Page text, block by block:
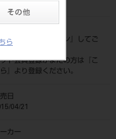
ら
の確認は『
ログイン
』してご
ト会員登録がまだの方は『
こ
』より登録ください。
日
04/21
カー